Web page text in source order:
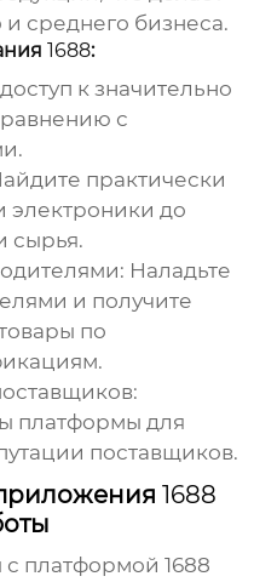
среднего бизнеса.
1688:
к значительно
с
практически
электроники до
сырья.
Наладьте
и получите
по
платформы для
поставщиков.
1688
с платформой1688